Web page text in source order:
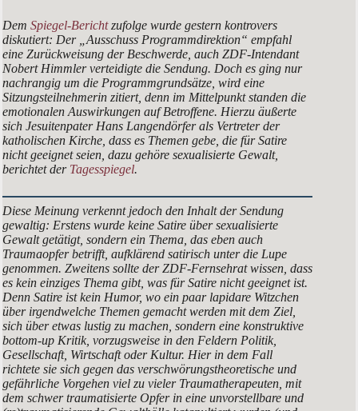
Dem Spiegel-Berichtzufolge wurde gestern kontrovers
diskutiert: Der „Ausschuss Programmdirektion“ empfahl
eine Zurückweisung der Beschwerde, auch ZDF-Intendant
Nobert Himmler verteidigte die Sendung. Doch es ging nur
nachrangig um die Programmgrundsätze, wird eine
Sitzungsteilnehmerin zitiert, denn im Mittelpunkt standen die
emotionalen Auswirkungen auf Betroffene. Hierzu äußerte
sich Jesuitenpater Hans Langendörfer als Vertreter der
katholischen Kirche, dass es Themen gebe, die für Satire
nicht geeignet seien, dazu gehöre sexualisierte Gewalt,
berichtet der Tagesspiegel.
Diese Meinung verkennt jedoch den Inhalt der Sendung
gewaltig: Erstens wurde keine Satire übersexualisierte
Gewalt getätigt, sondern ein Thema, das eben auch
Traumaopfer betrifft, aufklärend satirisch unter die Lupe
genommen. Zweitens sollte der ZDF-Fernsehrat wissen, dass
es kein einziges Thema gibt, was für Satire nichtgeeignet ist.
Denn Satire ist kein Humor, wo ein paar lapidare Witzchen
über irgendwelche Themen gemacht werden mit dem Ziel,
sich über etwas lustig zu machen, sondern eine konstruktive
bottom-up Kritik, vorzugsweise in den Feldern Politik,
Gesellschaft, Wirtschaft oder Kultur. Hier in dem Fall
richtete sie sich gegen das verschwörungstheoretische und
gefährliche Vorgehen viel zu vieler Traumatherapeuten, mit
dem schwer traumatisierte Opfer in eine unvorstellbare und